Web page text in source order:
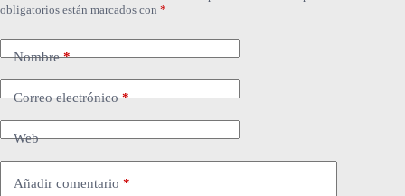
obligatorios están marcados con *
Nombre*
Correo electrónico*
Web
Añadir comentario *